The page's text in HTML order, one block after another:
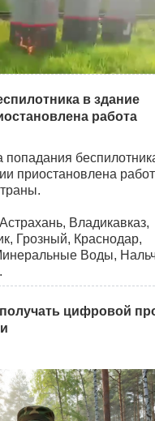
двух
объектов
в здание
работа
попадания
приостановлена
Владикавказ,
Грозный, Краснодар,
Воды,
сменить наш
пока не
табло.
вTelegram
цифровой